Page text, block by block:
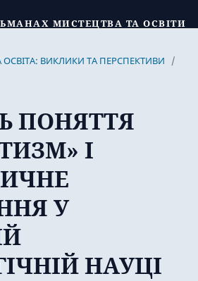
МИСТЕЦТВА ТА ОСВІТИ
ВИКЛИКИ ТА ПЕРСПЕКТИВИ
/
ПОНЯТТЯ
І
У
НАУЦІ